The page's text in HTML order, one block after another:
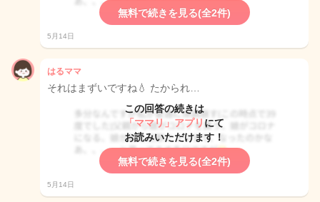
無料で続きを見る(全2件)
5月14日
はるママ
それはまずいですね💧 たかられ…
この回答の続きは
「ママリ」アプリ にて
お読みいただけます！
無料で続きを見る(全2件)
5月14日